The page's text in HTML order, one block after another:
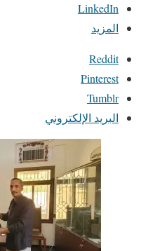
LinkedIn
المزيد
Reddit
Pinterest
Tumblr
البريد الإلكتروني